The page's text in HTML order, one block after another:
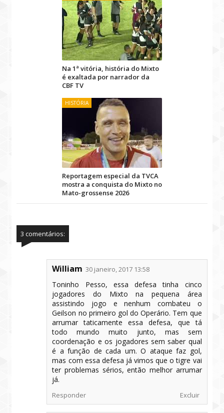
Na 1ª vitória, história do Mixto
é exaltada por narrador da
CBF TV
HISTÓRIA
Reportagem especial da TVCA
mostra a conquista do Mixto no
Mato-grossense 2026
3 comentários:
William 30 janeiro, 2017 13:58
Toninho Pesso, essa defesa tinha cinco
jogadores do Mixto na pequena área
assistindo jogo e nenhum combateu o
Geilson no primeiro gol do Operário. Tem que
arrumar taticamente essa defesa, que tá
todo mundo muito junto, mas sem
coordenação e os jogadores sem saber qual
é a função de cada um. O ataque faz gol,
mas com essa defesa já vimos que o tigre vai
ter problemas sérios, então melhor arrumar
já.
Responder Excluir